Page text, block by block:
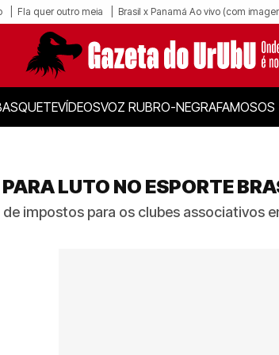
Fla quer outro meia Brasil x Panamá Ao vivo (com
VÍDEOSVOZ RUBRO-NEGRAFAMOSOS
LUTO NO ESPORTE
impostos para os clubes associativos